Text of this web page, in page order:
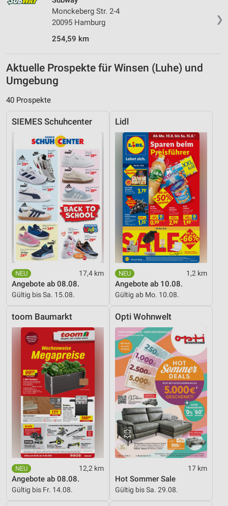
❯
Monckeberg Str. 2-4
20095 Hamburg
254,59 km
Aktuelle Prospekte für Winsen (Luhe) und
Umgebung
40 Prospekte
SIEMES Schuhcenter
17,4 km
Angebote ab 08.08.
Gültig bis Sa. 15.08.
Lidl
1,2 km
Angebote ab 10.08.
Gültig ab Mo. 10.08.
toom Baumarkt
12,2 km
Angebote ab 08.08.
Gültig bis Fr. 14.08.
Opti Wohnwelt
17 km
Hot Sommer Sale
Gültig bis Sa. 29.08.